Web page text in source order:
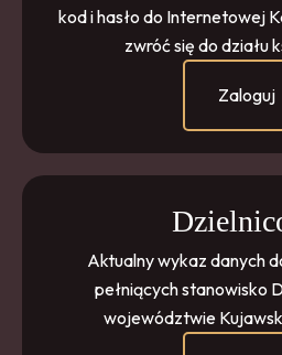
kod i hasło do Internetowej
zwróć się do działu
Zaloguj
Aktualny wykaz danych
pełniących stanowisko
województwie